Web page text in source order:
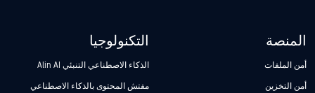
المنصة
أمن الملفات
أمن التخزين
التكنولوجيا
الذكاء الاصطناعي التنبئي Alin AI
مفتش المحتوى بالذكاء الاصطناعي